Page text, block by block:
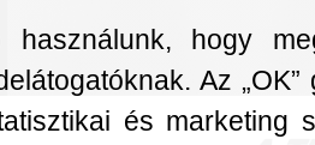
használunk, hogy
Az
és marketing